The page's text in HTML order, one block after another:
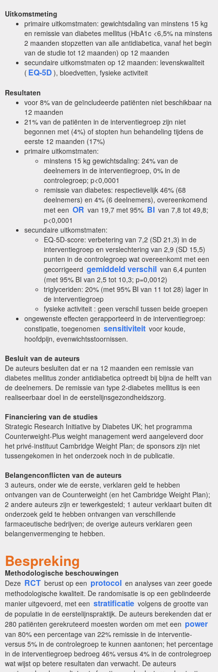
Uitkomstmeting
primaire uitkomstmaten: gewichtsdaling van minstens 15 kg
en remissie van diabetes mellitus (HbA1c <6,5% na minstens
2 maanden stopzetten van alle antidiabetica, vanaf het begin
van de studie tot 12 maanden) op 12 maanden
secundaire uitkomstmaten op 12 maanden: levenskwaliteit
( EQ-5D ), bloedvetten, fysieke activiteit
Resultaten
voor 8% van de geïncludeerde patiënten niet beschikbaar na
12 maanden
21% van de patiënten in de interventiegroep zijn niet
begonnen met (4%) of stopten hun behandeling tijdens de
eerste 12 maanden (17%)
primaire uitkomstmaten:
minstens 15 kg gewichtsdaling: 24% van de
deelnemers in de interventiegroep, 0% in de
controlegroep; p<0,0001
remissie van diabetes: respectievelijk 46% (68
deelnemers) en 4% (6 deelnemers), overeenkomend
met een OR van 19,7 met 95% BI van 7,8 tot 49,8;
p<0,0001
secundaire uitkomstmaten:
EQ-5D-score: verbetering van 7,2 (SD 21,3) in de
interventiegroep en verslechtering van 2,9 (SD 15,5)
punten in de controlegroep wat overeenkomt met een
gecorrigeerd gemiddeld verschil van 6,4 punten
(met 95% BI van 2,5 tot 10,3; p=0,0012)
triglyceriden: 20% (met 95% BI van 11 tot 28) lager in
de interventiegroep
fysieke activiteit : geen verschil tussen beide groepen
ongewenste effecten gerapporteerd in de interventiegroep:
constipatie, toegenomen sensitiviteit voor koude,
hoofdpijn, evenwichtsstoornissen.
Besluit van de auteurs
De auteurs besluiten dat er na 12 maanden een remissie van
diabetes mellitus zonder antidiabetica optreedt bij bijna de helft van
de deelnemers. De remissie van type 2-diabetes mellitus is een
realiseerbaar doel in de eerstelijnsgezondheidszorg.
Financiering van de studies
Strategic Research Initiative by Diabetes UK; het programma
Counterweight-Plus weight management werd aangeleverd door
het privé-instituut Cambridge Weight Plan; de sponsors zijn niet
tussengekomen in het onderzoek noch in de publicatie.
Belangenconflicten van de auteurs
3 auteurs, onder wie de eerste, verklaren geld te hebben
ontvangen van de Counterweight (en het Cambridge Weight Plan);
2 andere auteurs zijn er tewerkgesteld; 1 auteur verklaart buiten dit
onderzoek geld te hebben ontvangen van verschillende
farmaceutische bedrijven; de overige auteurs verklaren geen
belangenvermenging te hebben.
Bespreking
Methodologische beschouwingen
Deze RCT berust op een protocol en analyses van zeer goede
methodologische kwaliteit. De randomisatie is op een geblindeerde
manier uitgevoerd, met een stratificatie volgens de grootte van
de populatie in de eerstelijnspraktijk. De auteurs berekenden dat er
280 patiënten gerekruteerd moesten worden om met een power
van 80% een percentage van 22% remissie in de interventie-
versus 5% in de controlegroep te kunnen aantonen; het percentage
in de interventiegroep bedroeg 46% versus 4% in de controlegroep
wat wijst op betere resultaten dan verwacht. De auteurs